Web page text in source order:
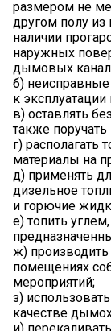
размером не
другом полу из
наличии
наружных
дымовых
б)
к
в) оставлять
также
г) располагать
материалы на
д) применять
дизельное
и горючие
е) топить
ж)
помещениях
мероприятий;
з)
качестве